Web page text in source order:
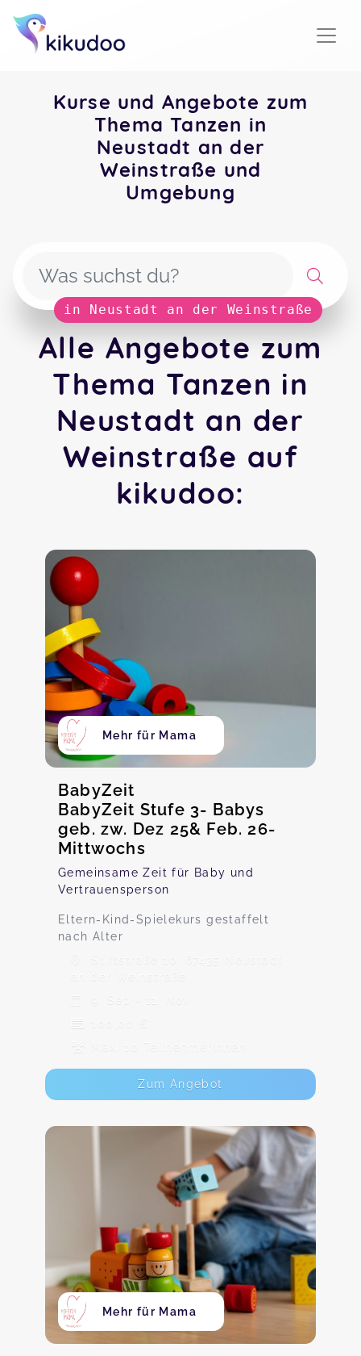
Kurse und Angebote zum
Thema Tanzen in
Neustadt an der
Weinstraße und
Umgebung
in Neustadt an der Weinstraße
Alle Angebote zum
Thema Tanzen in
Neustadt an der
Weinstraße auf
kikudoo:
Mehr für Mama
BabyZeit
BabyZeit Stufe 3- Babys
geb. zw. Dez 25& Feb. 26-
Mittwochs
Gemeinsame Zeit für Baby und
Vertrauensperson
Eltern-Kind-Spielekurs gestaffelt
nach Alter
Stiftstraße 10, 67435 Neustadt
an der Weinstraße
9. Sep - 11. Nov
100,00 €
Max. 10 TeilnehmerInnen
Zum Angebot
Mehr für Mama